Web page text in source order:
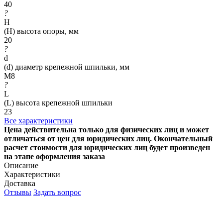
40
?
H
(H) высота опоры, мм
20
?
d
(d) диаметр крепежной шпильки, мм
M8
?
L
(L) высота крепежной шпильки
23
Все характеристики
Цена действительна только для физических лиц и может
отличаться от цен для юридических лиц. Окончательный
расчет стоимости для юридических лиц будет произведен
на этапе оформления заказа
Описание
Характеристики
Доставка
Отзывы Задать вопрос